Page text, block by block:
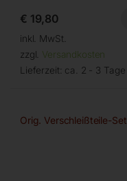
€ 19,80
inkl. MwSt.
zzgl. Versandkosten
Lieferzeit: ca. 2 - 3 Tage
Orig. Verschleißteile-Set